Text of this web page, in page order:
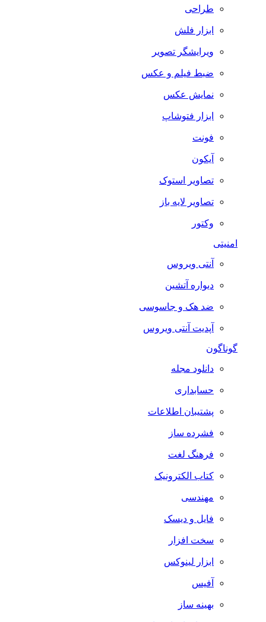
طراحی
ابزار فلش
ویرایشگر تصویر
ضبط فيلم و عكس
نمایش عکس
ابزار فتوشاپ
فونت
آیکون
تصاویر استوک
تصاویر لایه باز
وکتور
امنیتی
آنتی ویروس
دیواره آتشین
ضد هک و جاسوسی
آپدیت آنتی ویروس
گوناگون
دانلود مجله
حسابداری
پشتیبان اطلاعات
فشرده ساز
فرهنگ لغت
کتاب الکترونیک
مهندسی
فایل و دیسک
سخت افزار
ابزار لینوکس
آفیس
بهینه ساز